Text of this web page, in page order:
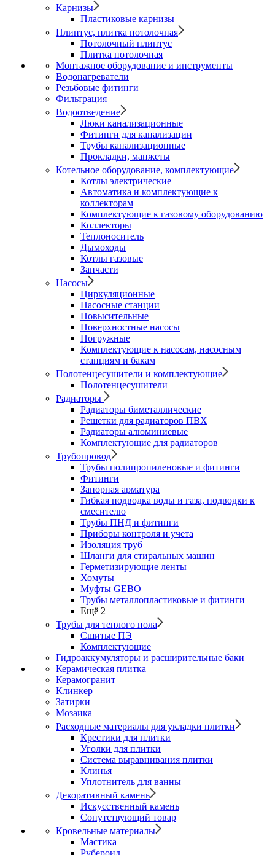
Карнизы
Пластиковые карнизы
Плинтус, плитка потолочная
Потолочный плинтус
Плитка потолочная
Монтажное оборудование и инструменты
Водонагреватели
Резьбовые фитинги
Фильтрация
Водоотведение
Люки канализационные
Фитинги для канализации
Трубы канализационные
Прокладки, манжеты
Котельное оборудование, комплектующие
Котлы электрические
Автоматика и комплектующие к
коллекторам
Комплектующие к газовому оборудованию
Коллекторы
Теплоноситель
Дымоходы
Котлы газовые
Запчасти
Насосы
Циркуляционные
Насосные станции
Повысительные
Поверхностные насосы
Погружные
Комплектующие к насосам, насосным
станциям и бакам
Полотенцесушители и комплектующие
Полотенцесушители
Радиаторы
Радиаторы биметаллические
Решетки для радиаторов ПВХ
Радиаторы алюминиевые
Комплектующие для радиаторов
Трубопровод
Трубы полипропиленовые и фитинги
Фитинги
Запорная арматура
Гибкая подводка воды и газа, подводки к
смесителю
Трубы ПНД и фитинги
Приборы контроля и учета
Изоляция труб
Шланги для стиральных машин
Герметизирующие ленты
Хомуты
Муфты GEBO
Трубы металлопластиковые и фитинги
Ещё 2
Трубы для теплого пола
Сшитые ПЭ
Комплектующие
Гидроаккумуляторы и расширительные баки
Керамическая плитка
Керамогранит
Клинкер
Затирки
Мозаика
Расходные материалы для укладки плитки
Крестики для плитки
Уголки для плитки
Система выравнивания плитки
Клинья
Уплотнитель для ванны
Декоративный камень
Искусственный камень
Сопутствующий товар
Кровельные материалы
Мастика
Рубероид